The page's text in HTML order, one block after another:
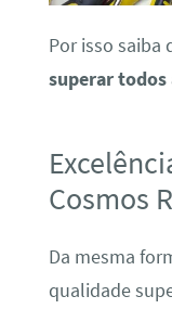
Por isso saiba
superar todos
Cosmos
Da mesma
qualidade